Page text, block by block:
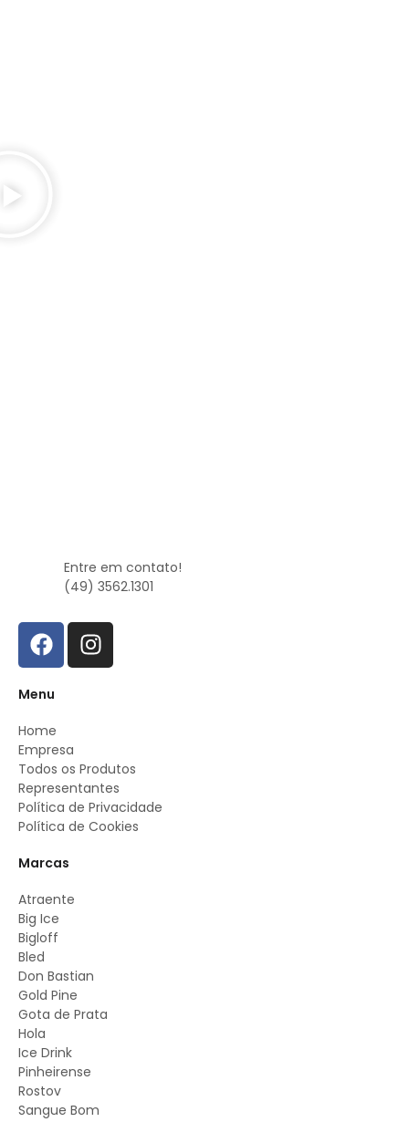
Entre em contato!
(49) 3562.1301
Menu
Home
Empresa
Todos os Produtos
Representantes
Política de Privacidade
Política de Cookies
Marcas
Atraente
Big Ice
Bigloff
Bled
Don Bastian
Gold Pine
Gota de Prata
Hola
Ice Drink
Pinheirense
Rostov
Sangue Bom